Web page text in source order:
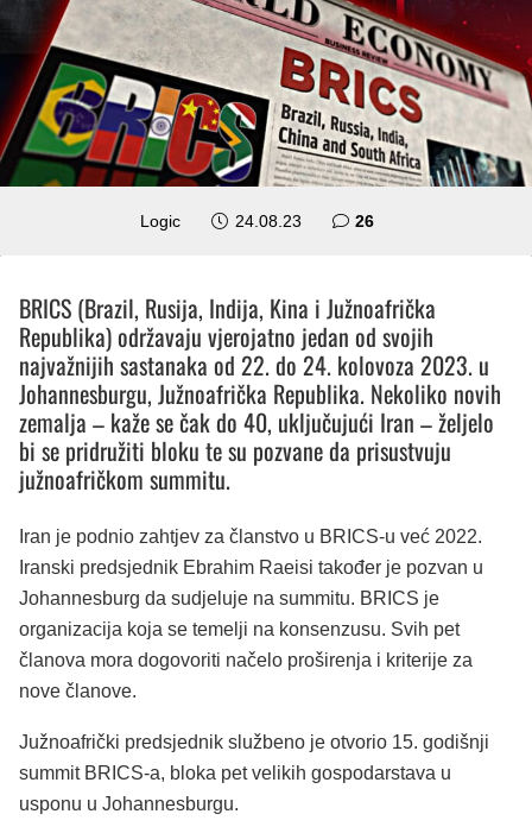
Logic 24.08.23 26komentara
BRICS (Brazil, Rusija, Indija, Kina i Južnoafrička
Republika) održavaju vjerojatno jedan od svojih
najvažnijih sastanaka od 22. do 24. kolovoza 2023. u
Johannesburgu, Južnoafrička Republika. Nekoliko novih
zemalja – kaže se čak do 40, uključujući Iran – željelo
bi se pridružiti bloku te su pozvane da prisustvuju
južnoafričkom summitu.
Iran je podnio zahtjev za članstvo u BRICS-u već 2022.
Iranski predsjednik Ebrahim Raeisi također je pozvan u
Johannesburg da sudjeluje na summitu. BRICS je
organizacija koja se temelji na konsenzusu. Svih pet
članova mora dogovoriti načelo proširenja i kriterije za
nove članove.
Južnoafrički predsjednik službeno je otvorio 15. godišnji
summit BRICS-a, bloka pet velikih gospodarstava u
usponu u Johannesburgu.